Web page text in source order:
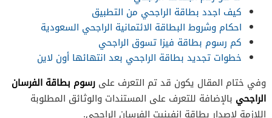
كيف اجدد بطاقة الراجحي من التطبيق
احكام وشروط البطاقة الائتمانية الراجحي السعودية
كم رسوم بطاقة فيزا تسوق الراجحي
خطوات تجديد بطاقة الراجحي بعد انتهائها أون لاين
وفي ختام المقال يكون قد تم التعرف على رسوم بطاقة الفرسان
الراجحي بالإضافة للتعرف على المستندات والوثائق المطلوبة
اللازمة لإصدار بطاقة إنفينيت الفرسان الراجحي.